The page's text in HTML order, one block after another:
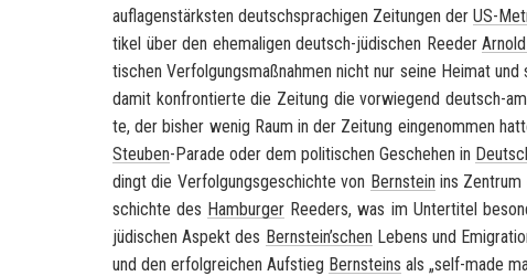
auf­la­gen­stärks­ten deutsch­spra­chi­gen Zei­tun­gen der US-​
ti­kel über den ehe­ma­li­gen deutsch-​jüdischen Ree­der
ti­schen Ver­fol­gungs­maß­nah­men nicht nur seine Hei­mat
damit kon­fron­tier­te die Zei­tung die vor­wie­gend deutsch-​
te, der bis­her wenig Raum in der Zei­tung ein­ge­nom­men
Steu­ben-​Parade oder dem po­li­ti­schen Ge­sche­hen in
dingt die Ver­fol­gungs­ge­schich­te von Bern­stein ins
schich­te des Ham­bur­ger Ree­ders, was im Un­ter­ti­tel
jü­di­schen Aspekt des Bern­stein’schen Le­bens und
und den er­folg­rei­chen Auf­stieg Bern­steins als „self-​made